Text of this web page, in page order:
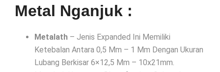
Metal Nganjuk :
Metalath – Jenis Expanded Ini Memiliki
Ketebalan Antara 0,5 Mm – 1 Mm Dengan Ukuran
Lubang Berkisar 6×12,5 Mm – 10x21mm.